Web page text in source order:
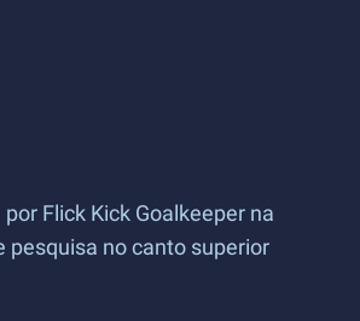
por Flick Kick Goalkeeper na
pesquisa no canto superior